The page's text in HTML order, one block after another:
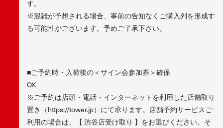
す。
※混雑が予想される場合、事前の告知なくご購入列を形成す
る可能性がございます。予めご了承下さい。
■ご予約時・入荷後の＜サイン会参加券＞確保
OK
※ご予約は店頭・電話・インターネットを利用した店舗取り
置き（https://tower.jp）にて承ります。店舗予約サービスご
利用の場合は、【 渋谷店受け取り 】をお選びください。そ